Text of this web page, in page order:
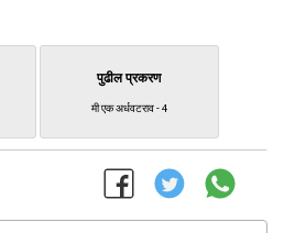
पुढील प्रकरण
मी एक अर्धवटराव - 4